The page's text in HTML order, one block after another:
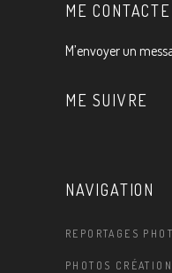
ME
M’envoyer un
ME SUIVRE
NAVIGATION
REPORTAGES
PHOTOS